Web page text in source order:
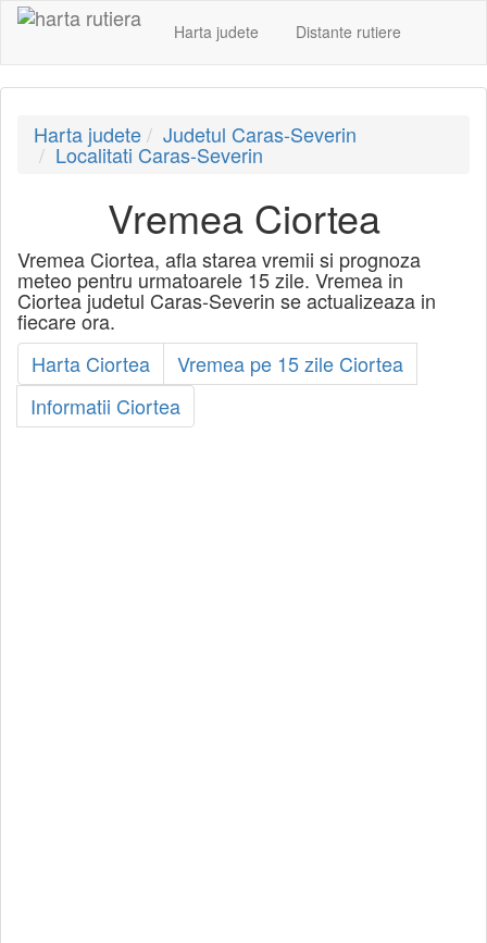
Harta judete Distante rutiere
Harta judete Judetul Caras-Severin
Localitati Caras-Severin
Vremea Ciortea
Vremea Ciortea, afla starea vremii si prognoza
meteo pentru urmatoarele 15 zile. Vremea in
Ciortea judetul Caras-Severin se actualizeaza in
fiecare ora.
Harta Ciortea
Vremea pe 15 zile Ciortea
Informatii Ciortea